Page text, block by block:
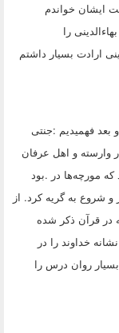
ایشان خواندم
را
ارادت بسیار داشتم
جنتی: بعد فهمیدیم
وارسته و اهل عرفان
بود. مورچه‌ها در
شروع به گریه کرد. از
در قرآن ذکر شده
خداوند را در
روان درس را